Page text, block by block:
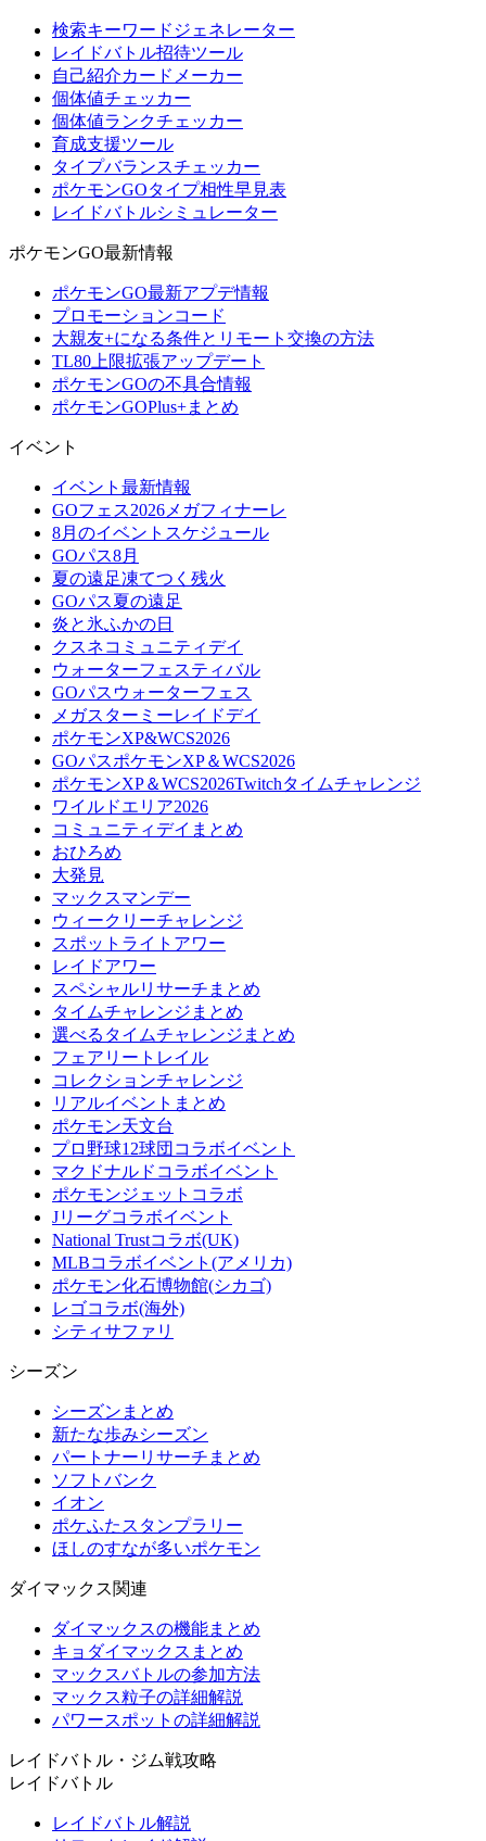
検索キーワードジェネレーター
レイドバトル招待ツール
自己紹介カードメーカー
個体値チェッカー
個体値ランクチェッカー
育成支援ツール
タイプバランスチェッカー
ポケモンGOタイプ相性早見表
レイドバトルシミュレーター
ポケモンGO最新情報
ポケモンGO最新アプデ情報
プロモーションコード
大親友+になる条件とリモート交換の方法
TL80上限拡張アップデート
ポケモンGOの不具合情報
ポケモンGOPlus+まとめ
イベント
イベント最新情報
GOフェス2026メガフィナーレ
8月のイベントスケジュール
GOパス8月
夏の遠足凍てつく残火
GOパス夏の遠足
炎と氷ふかの日
クスネコミュニティデイ
ウォーターフェスティバル
GOパスウォーターフェス
メガスターミーレイドデイ
ポケモンXP&WCS2026
GOパスポケモンXP＆WCS2026
ポケモンXP＆WCS2026Twitchタイムチャレンジ
ワイルドエリア2026
コミュニティデイまとめ
おひろめ
大発見
マックスマンデー
ウィークリーチャレンジ
スポットライトアワー
レイドアワー
スペシャルリサーチまとめ
タイムチャレンジまとめ
選べるタイムチャレンジまとめ
フェアリートレイル
コレクションチャレンジ
リアルイベントまとめ
ポケモン天文台
プロ野球12球団コラボイベント
マクドナルドコラボイベント
ポケモンジェットコラボ
Jリーグコラボイベント
National Trustコラボ(UK)
MLBコラボイベント(アメリカ)
ポケモン化石博物館(シカゴ)
レゴコラボ(海外)
シティサファリ
シーズン
シーズンまとめ
新たな歩みシーズン
パートナーリサーチまとめ
ソフトバンク
イオン
ポケふたスタンプラリー
ほしのすなが多いポケモン
ダイマックス関連
ダイマックスの機能まとめ
キョダイマックスまとめ
マックスバトルの参加方法
マックス粒子の詳細解説
パワースポットの詳細解説
レイドバトル・ジム戦攻略
レイドバトル
レイドバトル解説